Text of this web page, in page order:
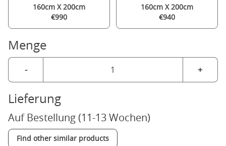
160cm X 200cm
€990
160cm X 200cm
€940
Menge
- +
Lieferung
Auf Bestellung (11-13 Wochen)
Find other similar products